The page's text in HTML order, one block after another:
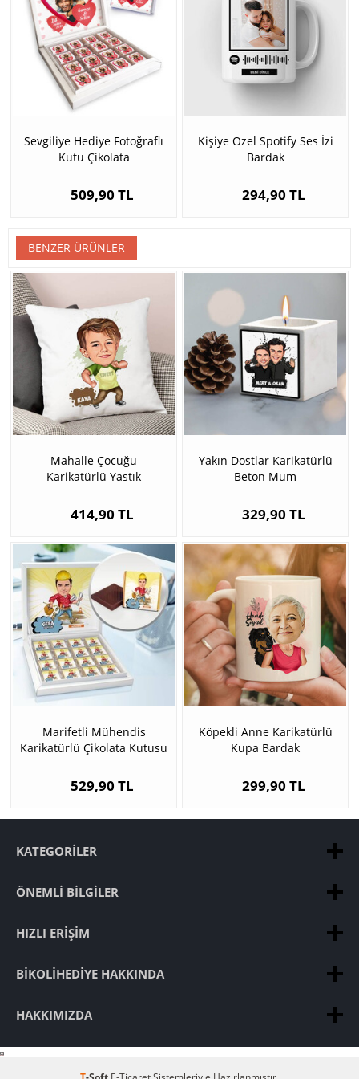
Sevgiliye Hediye Fotoğraflı
Kutu Çikolata
509,90 TL
Kişiye Özel Spotify Ses İzi
Bardak
294,90 TL
BENZER ÜRÜNLER
Mahalle Çocuğu
Karikatürlü Yastık
414,90 TL
Yakın Dostlar Karikatürlü
Beton Mum
329,90 TL
Marifetli Mühendis
Karikatürlü Çikolata Kutusu
529,90 TL
Köpekli Anne Karikatürlü
Kupa Bardak
299,90 TL
KATEGORILER
ÖNEMLI BILGILER
HIZLI ERIŞIM
BIKOLIHEDIYE HAKKINDA
HAKKIMIZDA